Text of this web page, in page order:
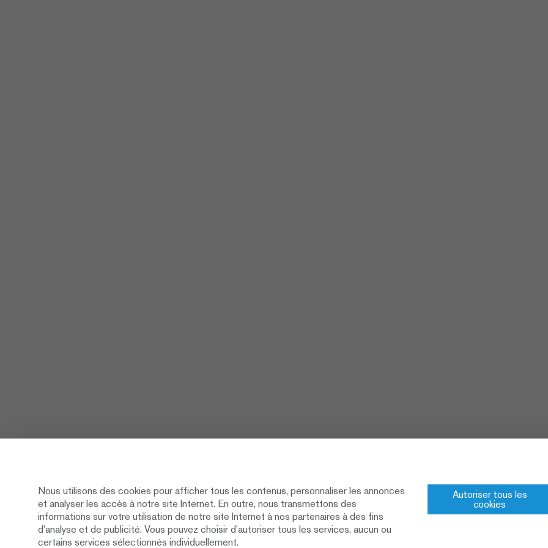
Nous utilisons des cookies pour afficher tous les contenus, personnaliser les annonces
et analyser les accès à notre site Internet. En outre, nous transmettons des
informations sur votre utilisation de notre site Internet à nos partenaires à des fins
d’analyse et de publicité. Vous pouvez choisir d’autoriser tous les services, aucun ou
certains services sélectionnés individuellement.
Autoriser tous les
cookies